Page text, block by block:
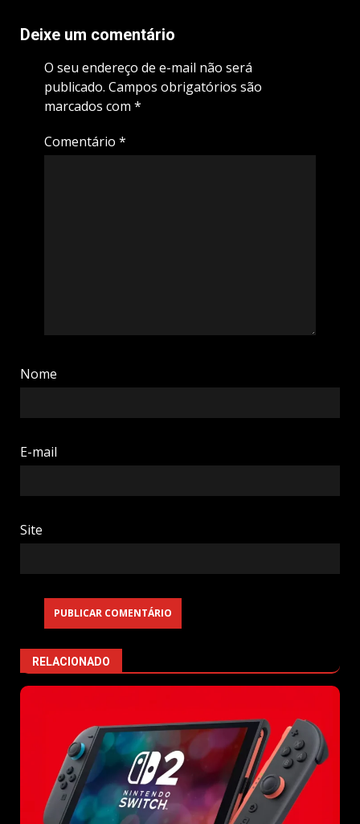
Deixe um comentário
O seu endereço de e-mail não será
publicado. Campos obrigatórios são
marcados com *
Comentário *
Nome
E-mail
Site
RELACIONADO